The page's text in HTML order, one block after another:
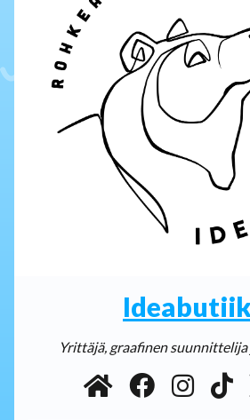
Yrittäjä, graafinen